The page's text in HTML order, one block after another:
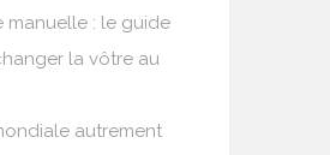
manuelle : le guide
la vôtre au
autrement